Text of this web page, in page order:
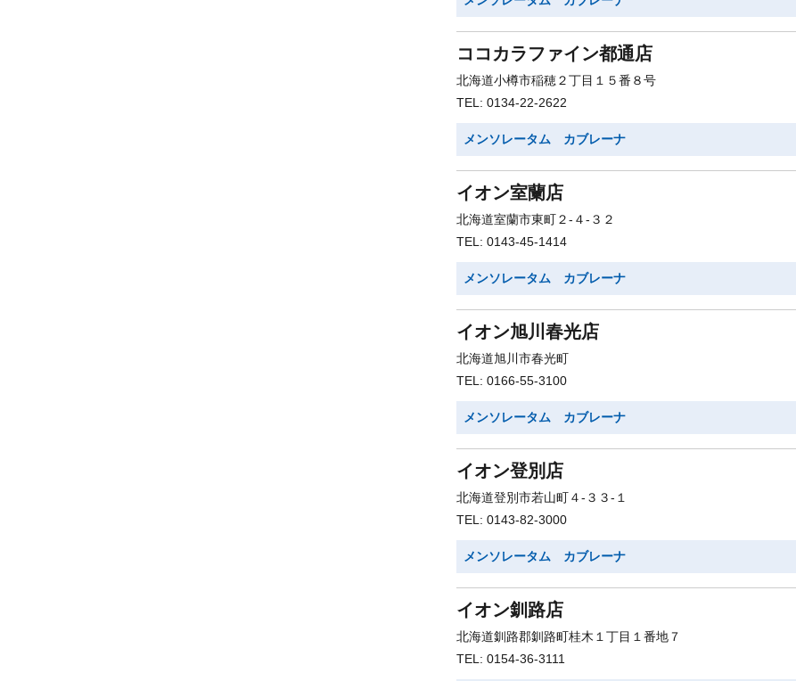
ココカラファイン都通店
北海道小樽市稲穂２丁目１５番８号
TEL: 0134-22-2622
メンソレータム カブレーナ
イオン室蘭店
北海道室蘭市東町２-４-３２
TEL: 0143-45-1414
メンソレータム カブレーナ
イオン旭川春光店
北海道旭川市春光町
TEL: 0166-55-3100
メンソレータム カブレーナ
イオン登別店
北海道登別市若山町４-３３-１
TEL: 0143-82-3000
メンソレータム カブレーナ
イオン釧路店
北海道釧路郡釧路町桂木１丁目１番地７
TEL: 0154-36-3111